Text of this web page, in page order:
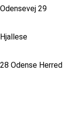
Odensevej 29
Hjallese
28 Odense Herred